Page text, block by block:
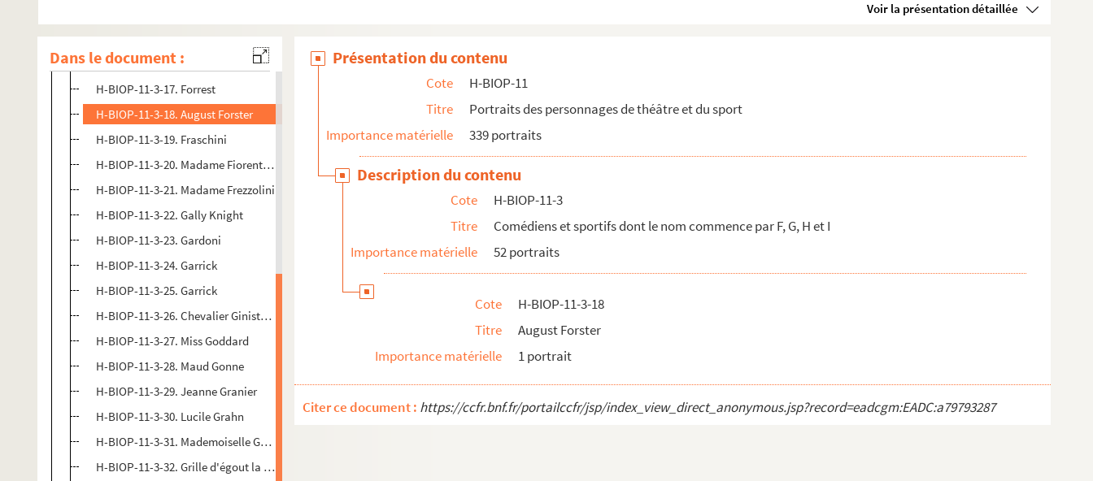
Voir la présentation détaillée
Dans le document :
H-BIOP-11-3-15. Fornasari
H-BIOP-11-3-16. Fornasari
H-BIOP-11-3-17. Forrest
H-BIOP-11-3-18. August Forster
H-BIOP-11-3-19. Fraschini
H-BIOP-11-3-20. Madame Fiorentini
H-BIOP-11-3-21. Madame Frezzolini
H-BIOP-11-3-22. Gally Knight
H-BIOP-11-3-23. Gardoni
H-BIOP-11-3-24. Garrick
H-BIOP-11-3-25. Garrick
H-BIOP-11-3-26. Chevalier Ginistrelli
H-BIOP-11-3-27. Miss Goddard
H-BIOP-11-3-28. Maud Gonne
H-BIOP-11-3-29. Jeanne Granier
H-BIOP-11-3-30. Lucile Grahn
H-BIOP-11-3-31. Mademoiselle Grassari
H-BIOP-11-3-32. Grille d'égout la Goulue
Présentation du contenu
Cote
H-BIOP-11
Titre
Portraits des personnages de théâtre et du sport
Importance matérielle
339 portraits
Description du contenu
Cote
H-BIOP-11-3
Titre
Comédiens et sportifs dont le nom commence par F, G, H et I
Importance matérielle
52 portraits
Cote
H-BIOP-11-3-18
Titre
August Forster
Importance matérielle
1 portrait
Citer ce document : https://ccfr.bnf.fr/portailccfr/jsp/index_view_direct_anonymous.jsp?record=eadcgm:EADC:a79793287